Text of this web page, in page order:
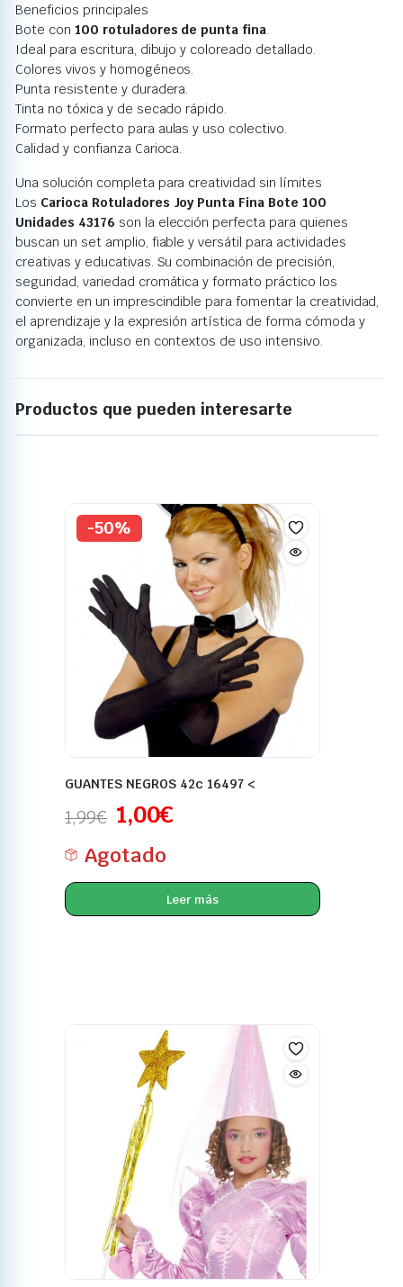
Beneficios principales
Bote con 100 rotuladores de punta fina.
Ideal para escritura, dibujo y coloreado detallado.
Colores vivos y homogéneos.
Punta resistente y duradera.
Tinta no tóxica y de secado rápido.
Formato perfecto para aulas y uso colectivo.
Calidad y confianza Carioca.
Una solución completa para creatividad sin límites
Los Carioca Rotuladores Joy Punta Fina Bote 100
Unidades 43176 son la elección perfecta para quienes
buscan un set amplio, fiable y versátil para actividades
creativas y educativas. Su combinación de precisión,
seguridad, variedad cromática y formato práctico los
convierte en un imprescindible para fomentar la creatividad,
el aprendizaje y la expresión artística de forma cómoda y
organizada, incluso en contextos de uso intensivo.
Productos que pueden interesarte
-50%
GUANTES NEGROS 42c 16497 <
1,99€ 1,00€
Agotado
Leer más